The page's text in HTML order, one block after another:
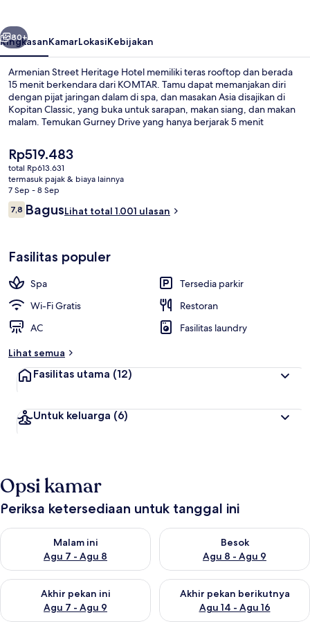
Berikutnya
80+
RingkasanKamarLokasiKebijakan
Armenian Street Heritage Hotel memiliki teras rooftop dan berada
15 menit berkendara dari KOMTAR. Tamu dapat memanjakan diri
dengan pijat jaringan dalam di spa, dan masakan Asia disajikan di
Kopitan Classic, yang buka untuk sarapan, makan siang, dan makan
malam. Temukan Gurney Drive yang hanya berjarak 5 menit
nilai yang bagus dari para traveler.
Harga
saat
ini
Rp519.483
Rp519.483
total Rp613.631
termasuk pajak & biaya lainnya
7 Sep - 8 Sep
Ulasan
7,87,8 dari 10
BagusLihat total 1.001 ulasan
Fasilitas populer
Spa
Tersedia parkir
Wi-Fi Gratis
Restoran
AC
Fasilitas laundry
Lihat semua
Fasilitas utama (12)
Untuk keluarga (6)
Opsi kamar
Periksa ketersediaan untuk tanggal ini
Malam ini
Agu 7 - Agu 8
Periksa ketersediaan untuk malam ini Agu 7 - Agu 8
Besok
Agu 8 - Agu 9
Periksa ketersediaan untuk
Akhir pekan ini
Agu 7 - Agu 9
Periksa ketersediaan untuk akhir pekan ini Agu 7 - Agu 9
Akhir pekan berikutnya
Agu 14 - Agu 16
Periksa ketersediaan untuk